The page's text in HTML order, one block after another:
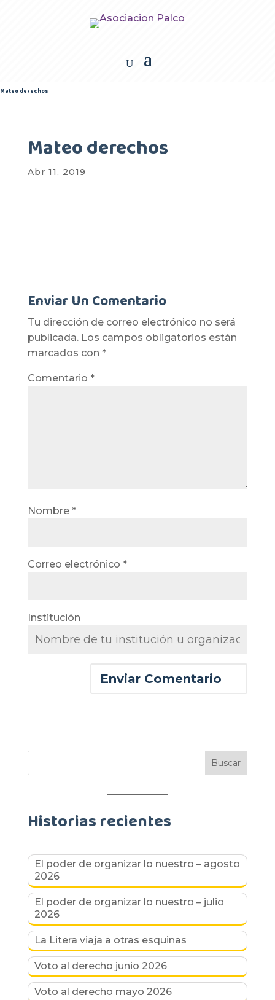
Mateo derechos
Mateo derechos
Abr 11, 2019
Enviar Un Comentario
Tu dirección de correo electrónico no será
publicada. Los campos obligatorios están
marcados con *
Comentario *
Nombre *
Correo electrónico *
Institución
Historias recientes
El poder de organizar lo nuestro – agosto
2026
El poder de organizar lo nuestro – julio
2026
La Litera viaja a otras esquinas
Voto al derecho junio 2026
Voto al derecho mayo 2026